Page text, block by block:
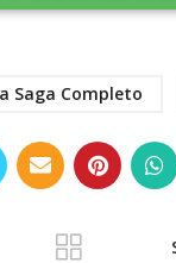
Saga Completo